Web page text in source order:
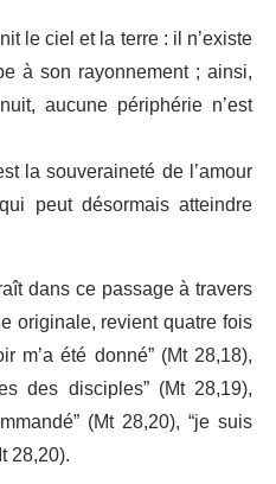
le ciel et la terre : il n’existe
à son rayonnement ; ainsi,
aucune périphérie n’est
la souveraineté de l’amour
peut désormais atteindre
dans ce passage à travers
originale, revient quatre fois
m’a été donné” (Mt 28,18),
des disciples” (Mt 28,19),
(Mt 28,20), “je suis
28,20).